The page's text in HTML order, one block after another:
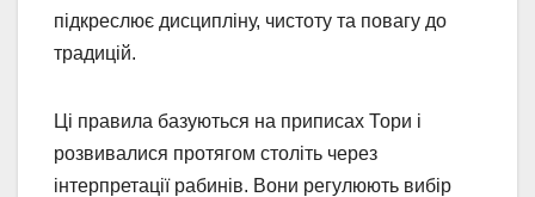
підкреслює дисципліну, чистоту та повагу до
традицій.
Ці правила базуються на приписах Тори і
розвивалися протягом століть через
інтерпретації рабинів. Вони регулюють вибір